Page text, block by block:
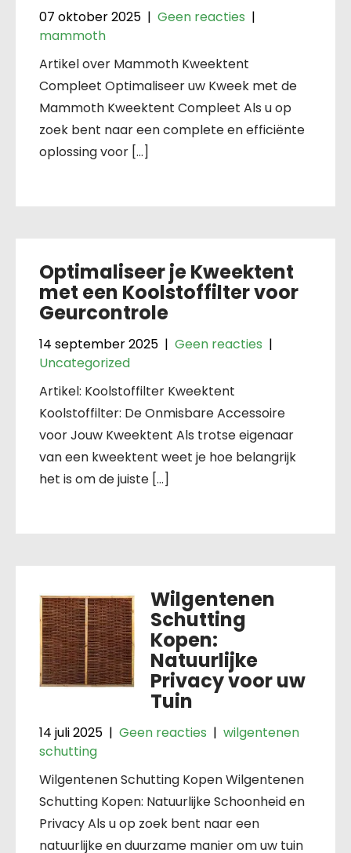
07 oktober 2025 | Geen reacties |
mammoth
Artikel over Mammoth Kweektent
Compleet Optimaliseer uw Kweek met de
Mammoth Kweektent Compleet Als u op
zoek bent naar een complete en efficiënte
oplossing voor […]
Optimaliseer je Kweektent
met een Koolstoffilter voor
Geurcontrole
14 september 2025 | Geen reacties |
Uncategorized
Artikel: Koolstoffilter Kweektent
Koolstoffilter: De Onmisbare Accessoire
voor Jouw Kweektent Als trotse eigenaar
van een kweektent weet je hoe belangrijk
het is om de juiste […]
Wilgentenen
Schutting
Kopen:
Natuurlijke
Privacy voor uw
Tuin
14 juli 2025 | Geen reacties | wilgentenen
schutting
Wilgentenen Schutting Kopen Wilgentenen
Schutting Kopen: Natuurlijke Schoonheid en
Privacy Als u op zoek bent naar een
natuurlijke en duurzame manier om uw tuin